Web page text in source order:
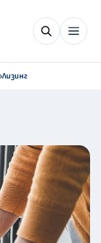
Лизинг